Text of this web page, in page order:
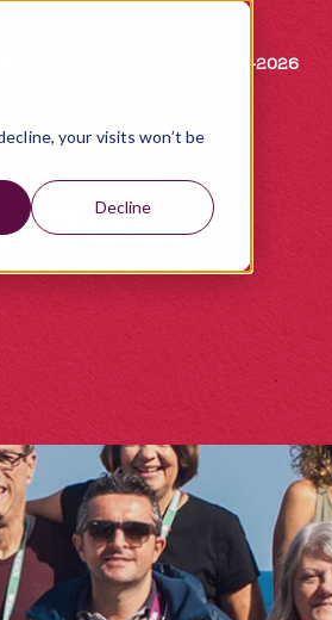
your visits won’t be
Decline
INFO PACK 2025-2026
noi...